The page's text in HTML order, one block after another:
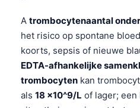
A trombocytenaantal
het risico op spontane
koorts, sepsis of nieuwe
EDTA-afhankelijke
trombocyten kan
als 18 ×10^9/L of lager; een
العربية المغربية
Afrikaans
Монгол
ພາສາລາວ
Basa Jawa